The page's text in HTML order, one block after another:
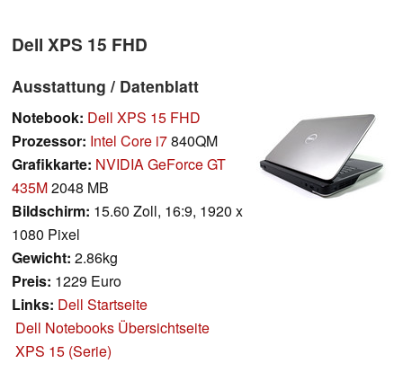
Dell XPS 15 FHD
Ausstattung / Datenblatt
Notebook: Dell XPS 15 FHD
Prozessor: Intel Core i7840QM
Grafikkarte: NVIDIA GeForce GT
435M2048 MB
Bildschirm: 15.60 Zoll, 16:9, 1920 x
1080 Pixel
Gewicht: 2.86kg
Preis: 1229 Euro
Links: Dell Startseite
Dell Notebooks Übersichtseite
XPS 15 (Serie)